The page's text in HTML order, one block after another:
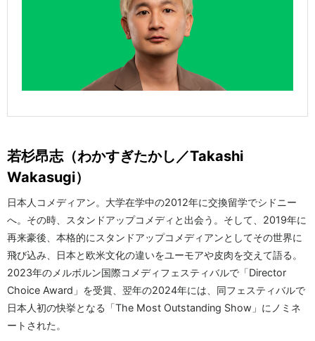
若杉昂志（わかすぎたかし／Takashi
Wakasugi）
日本人コメディアン。大学在学中の2012年に交換留学でシドニー
へ。その時、スタンドアップコメディと出会う。そして、2019年に
再来豪後、本格的にスタンドアップコメディアンとしてその世界に
飛び込み、日本と欧米文化の違いをユーモアや皮肉を交えて語る。
2023年のメルボルン国際コメディフェスティバルで「Director
Choice Award」を受賞、翌年の2024年には、同フェスティバルで
日本人初の快挙となる「The Most Outstanding Show」にノミネ
ートされた。